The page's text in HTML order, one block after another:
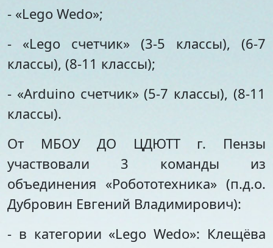
- «Lego Wedo»;
- «Lego счетчик» (3-5 классы), (6-7
классы), (8-11 классы);
- «Arduino счетчик» (5-7 классы), (8-11
классы).
От МБОУ ДО ЦДЮТТ г. Пензы
участвовали 3 команды из
объединения «Робототехника» (п.д.о.
Дубровин Евгений Владимирович):
- в категории «Lego Wedo»: Клещёва